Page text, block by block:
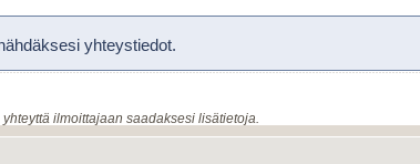
yhteystiedot.
ilmoittajaan saadaksesi lisätietoja.